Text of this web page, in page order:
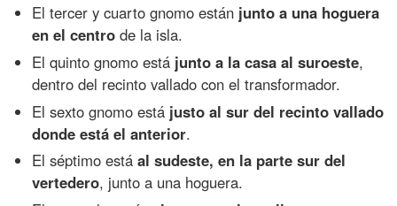
El tercer y cuarto gnomo están junto a una hoguera
en el centro de la isla.
El quinto gnomo está junto a la casa al suroeste,
dentro del recinto vallado con el transformador.
El sexto gnomo está justo al sur del recinto vallado
donde está el anterior.
El séptimo estáal sudeste, en la parte sur del
vertedero, junto a una hoguera.